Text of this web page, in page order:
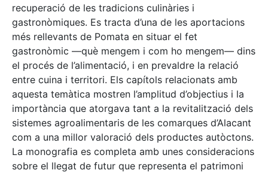
recuperació de les tradicions culinàries i
gastronòmiques. Es tracta d’una de les aportacions
més rellevants de Pomata en situar el fet
gastronòmic —què mengem i com ho mengem— dins
el procés de l’alimentació, i en prevaldre la relació
entre cuina i territori. Els capítols relacionats amb
aquesta temàtica mostren l’amplitud d’objectius i la
importància que atorgava tant a la revitalització dels
sistemes agroalimentaris de les comarques d’Alacant
com a una millor valoració dels productes autòctons.
La monografia es completa amb unes consideracions
sobre el llegat de futur que representa el patrimoni